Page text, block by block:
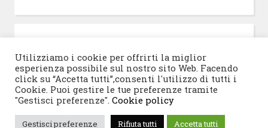
© 2026 Progetto San Francesco |Tema WordPress:
Utilizziamo i cookie per offrirti la miglior
esperienza possibile sul nostro sito Web. Facendo
click su “Accetta tutti”,consenti l'utilizzo di tutti i
Cookie. Puoi gestire le tue preferenze tramite
"Gestisci preferenze". Cookie policy
Gestisci preferenze Rifiuta tutti Accetta tutti